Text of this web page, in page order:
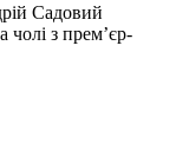
Садовий
чолі з прем’єр-